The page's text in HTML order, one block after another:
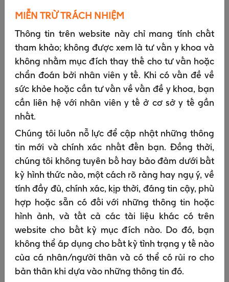
khỏe;
Thực hiện phân tích dữ liệu, kiểm toán và
nghiên cứu để giúp chúng tôi cung cấp và cải
thiện nền tảng, nội dung và dịch vụ kỹ thuật số
của GSK;
Theo dõi và phân tích xu hướng, việc sử dụng
và các hoạt động liên quan đến các sản phẩm
và dịch vụ của chúng tôi để hiểu phần nào
trong các sản phẩm và dịch vụ của chúng tôi
được quan tâm nhất và để cải thiện chúng cho
phù hợp; và
Chuẩn bị và thực hiện báo cáo và phân tích
quản lý, bao gồm phân tích và số liệu.
Để đạt các mục đích khác.
Chúng tôi sẽ sử dụng dữ liệu cá nhân của bạn:
Tuân thủ luật pháp và quy định hiện hành;
Đáp ứng yêu cầu của cơ quan nhà nước có
thẩm quyền;
Để thông báo cho bạn các thay đổi về điều
MIỄN TRỪ TRÁCH NHIỆM
Thông tin trên website này chỉ mang tính chất
tham khảo; không được xem là tư vấn y khoa và
không nhằm mục đích thay thế cho tư vấn hoặc
chẩn đoán bởi nhân viên y tế. Khi có vấn đề về
sức khỏe hoặc cần tư vấn về vấn đề y khoa, bạn
cần liên hệ với nhân viên y tế ở cơ sở y tế gần
nhất.
Chúng tôi luôn nỗ lực để cập nhật những thông
tin mới và chính xác nhất đến bạn. Đồng thời,
chúng tôi không tuyên bố hay bảo đảm dưới bất
kỳ hình thức nào, một cách rõ ràng hay ngụ ý, về
tính đầy đủ, chính xác, kịp thời, đáng tin cậy, phù
hợp hoặc sẵn có đối với những thông tin hoặc
hình ảnh, và tất cả các tài liệu khác có trên
website cho bất kỳ mục đích nào. Do đó, bạn
không thể áp dụng cho bất kỳ tình trạng y tế nào
của cá nhân/người thân và có thể có rủi ro cho
bản thân khi dựa vào những thông tin đó.